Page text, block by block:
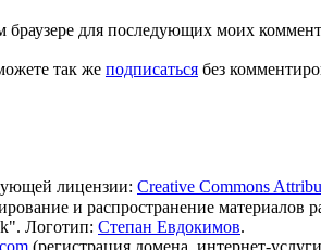
браузере для последующих моих
так же подписаться без
лицензии: Creative Commons
и распространение материалов
Логотип: Степан Евдокимов.
(регистрация домена, интернет-